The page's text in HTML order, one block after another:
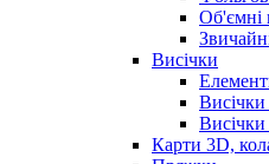
Об'ємні
Висічки
Висічки
Висічки
Карти 3D,